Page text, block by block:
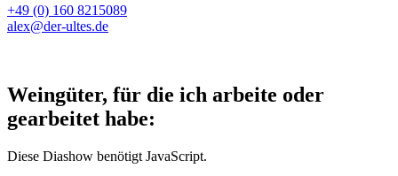
+49 (0) 160 8215089
alex@der-ultes.de
Weingüter, für die ich arbeite oder
gearbeitet habe:
Diese Diashow benötigt JavaScript.